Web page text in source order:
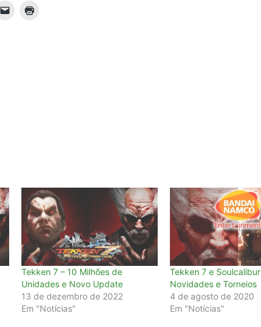
Tekken 7 – 10 Milhões de
Unidades e Novo Update
13 de dezembro de 2022
Em "Notícias"
Tekken 7 e
Novidades e Torneios
4 de agosto de 2020
Em "Notícias"